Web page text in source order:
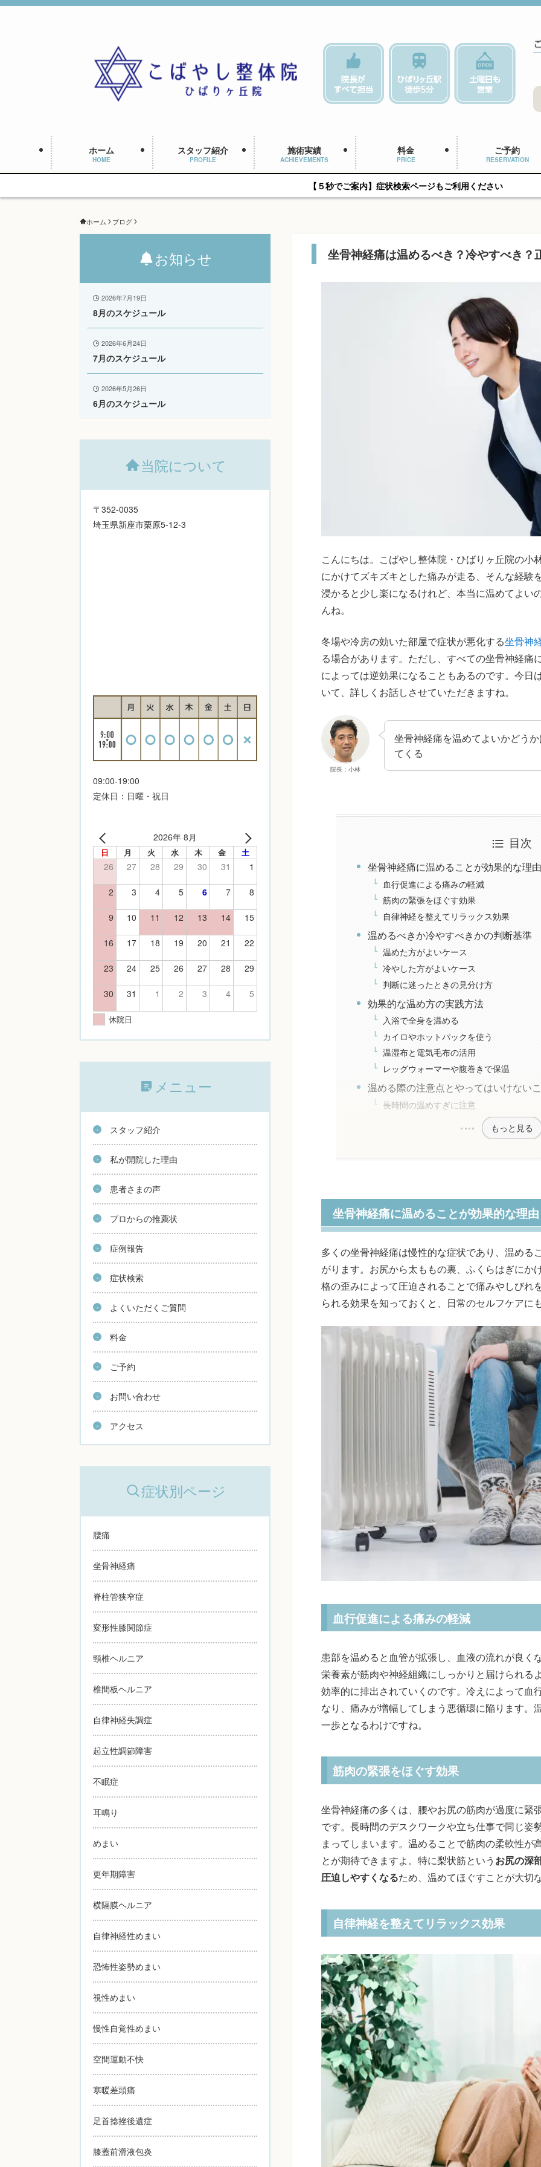
ホーム
HOME
スタッフ紹介
PROFILE
施術実績
ACHIEVEMENTS
料金
PRICE
ご予約
RESERVATION
【５秒でご案内】症状検索ページもご利用ください
ホーム ブログ
坐骨神経痛は温めるべき？冷やすべき？
こんにちは。こばやし整体院・ひばりヶ丘院の小
にかけてズキズキとした痛みが走る、そんな経験
浸かると少し楽になるけれど、本当に温めてよい
んね。
冬場や冷房の効いた部屋で症状が悪化する坐骨神
る場合があります。ただし、すべての坐骨神経痛
によっては逆効果になることもあるのです。今日
いて、詳しくお話しさせていただきますね。
院長：小林
坐骨神経痛を温めてよいかどう
てくる
目次
坐骨神経痛に温めることが効果的な理
血行促進による痛みの軽減
筋肉の緊張をほぐす効果
自律神経を整えてリラックス効果
温めるべきか冷やすべきかの判断基準
温めた方がよいケース
冷やした方がよいケース
判断に迷ったときの見分け方
効果的な温め方の実践方法
入浴で全身を温める
カイロやホットパックを使う
温湿布と電気毛布の活用
レッグウォーマーや腹巻きで保温
温める際の注意点とやってはいけない
長時間の温めすぎに注意
もっと見る
坐骨神経痛に温めることが効果的な理由
多くの坐骨神経痛は慢性的な症状であり、温める
がります。お尻から太ももの裏、ふくらはぎにか
格の歪みによって圧迫されることで痛みやしびれ
られる効果を知っておくと、日常のセルフケアに
血行促進による痛みの軽減
患部を温めると血管が拡張し、血液の流れが良く
栄養素が筋肉や神経組織にしっかりと届けられる
効率的に排出されていくのです。冷えによって血
なり、痛みが増幅してしまう悪循環に陥ります。
一歩となるわけですね。
筋肉の緊張をほぐす効果
坐骨神経痛の多くは、腰やお尻の筋肉が過度に緊
です。長時間のデスクワークや立ち仕事で同じ姿
まってしまいます。温めることで筋肉の柔軟性が
とが期待できますよ。特に梨状筋という お尻の深
圧迫しやすくなるため、温めてほぐすことが大切
自律神経を整えてリラックス効果
お知らせ
2026年7月19日
8月のスケジュール
2026年6月24日
7月のスケジュール
2026年5月26日
6月のスケジュール
当院について
〒352-0035
埼玉県新座市栗原5-12-3
09:00-19:00
定休日：日曜・祝日
2026年 8月
日 月 火 水 木 金 土
26 27 28 29 30 31 1
2 3 4 5 6 7 8
9 10 11 12 13 14 15
16 17 18 19 20 21 22
23 24 25 26 27 28 29
30 31 1 2 3 4 5
休院日
メニュー
スタッフ紹介
私が開院した理由
患者さまの声
プロからの推薦状
症例報告
症状検索
よくいただくご質問
料金
ご予約
お問い合わせ
アクセス
症状別ページ
腰痛
坐骨神経痛
脊柱管狭窄症
変形性膝関節症
頸椎ヘルニア
椎間板ヘルニア
自律神経失調症
起立性調節障害
不眠症
耳鳴り
めまい
更年期障害
横隔膜ヘルニア
自律神経性めまい
恐怖性姿勢めまい
視性めまい
慢性自覚性めまい
空間運動不快
寒暖差頭痛
足首捻挫後遺症
膝蓋前滑液包炎